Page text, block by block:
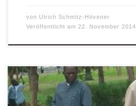
von Ulrich Schmitz-Hövener
Veröffentlicht am 22. November 2014